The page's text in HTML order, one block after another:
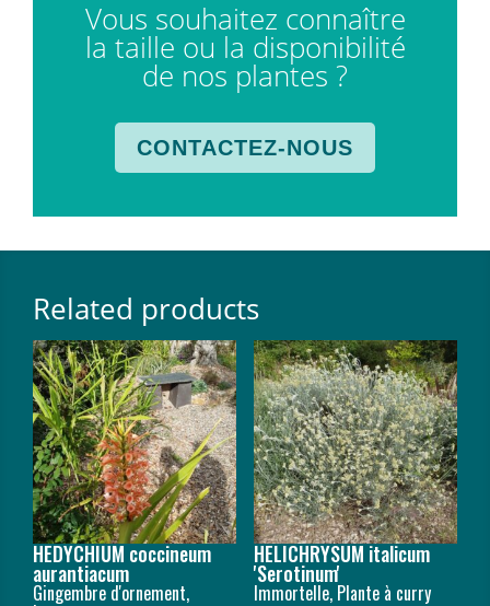
Vous souhaitez connaître
la taille ou la disponibilité
de nos plantes ?
CONTACTEZ-NOUS
Related products
HEDYCHIUM coccineum
aurantiacum
Gingembre d'ornement,
HELICHRYSUM italicum
'Serotinum'
Immortelle, Plante à curry